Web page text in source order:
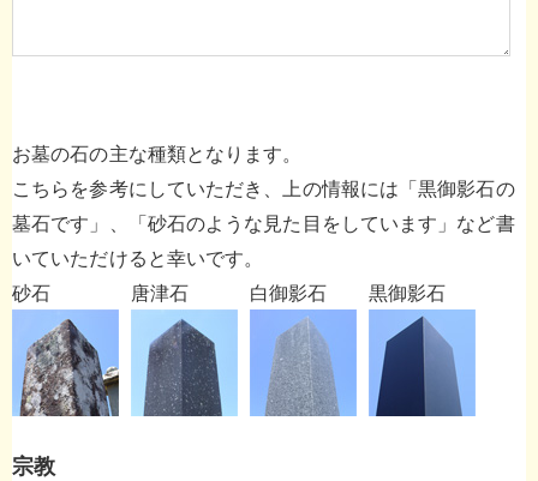
お墓の石の主な種類となります。
こちらを参考にしていただき、上の情報には「黒御影石の
墓石です」、「砂石のような見た目をしています」など書
いていただけると幸いです。
砂石
唐津石 白御影石 黒御影石
宗教